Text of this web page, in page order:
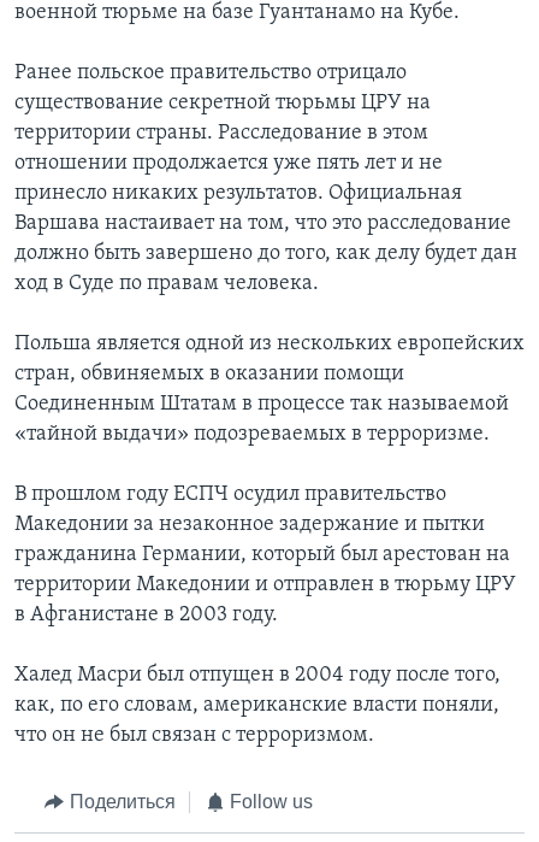
военной тюрьме на базе Гуантанамо на Кубе.
Ранее польское правительство отрицало
существование секретной тюрьмы ЦРУ на
территории страны. Расследование в этом
отношении продолжается уже пять лет и не
принесло никаких результатов. Официальная
Варшава настаивает на том, что это расследование
должно быть завершено до того, как делу будет дан
ход в Суде по правам человека.
Польша является одной из нескольких европейских
стран, обвиняемых в оказании помощи
Соединенным Штатам в процессе так называемой
«тайной выдачи» подозреваемых в терроризме.
В прошлом году ЕСПЧ осудил правительство
Македонии за незаконное задержание и пытки
гражданина Германии, который был арестован на
территории Македонии и отправлен в тюрьму ЦРУ
в Афганистане в 2003 году.
Халед Масри был отпущен в 2004 году после того,
как, по его словам, американские власти поняли,
что он не был связан с терроризмом.
Поделиться Follow us